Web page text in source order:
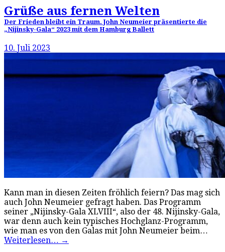
Grüße aus fernen Welten
Der Frieden bleibt ein Traum. John Neumeier präsentierte die
„Nijinsky-Gala“ 2023 mit dem Hamburg Ballett
10. Juli 2023
Kann man in diesen Zeiten fröhlich feiern? Das mag sich
auch John Neumeier gefragt haben. Das Programm
seiner „Nijinsky-Gala XLVIII“, also der 48. Nijinsky-Gala,
war denn auch kein typisches Hochglanz-Programm,
wie man es von den Galas mit John Neumeier beim…
Weiterlesen… →